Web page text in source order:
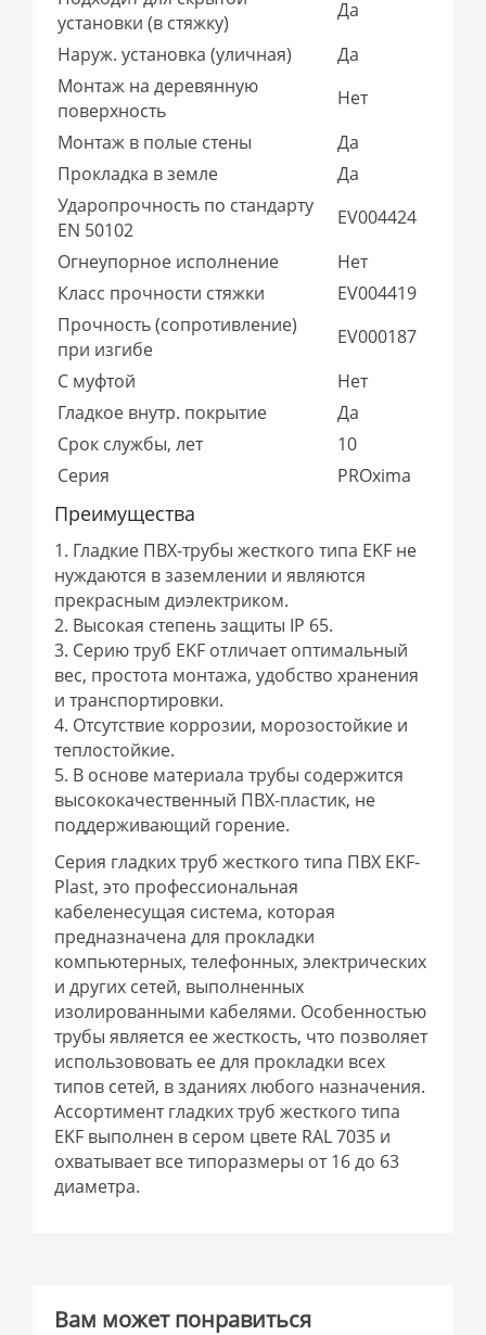
установки (в стяжку)
Да
Наруж. установка (уличная)
Да
Монтаж на деревянную
поверхность
Нет
Монтаж в полые стены
Да
Прокладка в земле
Да
Ударопрочность по стандарту
EN 50102
EV004424
Огнеупорное исполнение
Нет
Класс прочности стяжки
EV004419
Прочность (сопротивление)
при изгибе
EV000187
С муфтой
Нет
Гладкое внутр. покрытие
Да
Срок службы, лет
10
Серия
PROxima
Преимущества
1. Гладкие ПВХ-трубы жесткого типа EKF не
нуждаются в заземлении и являются
прекрасным диэлектриком.
2. Высокая степень защиты IP 65.
3. Серию труб EKF отличает оптимальный
вес, простота монтажа, удобство хранения
и транспортировки.
4. Отсутствие коррозии, морозостойкие и
теплостойкие.
5. В основе материала трубы содержится
высококачественный ПВХ-пластик, не
поддерживающий горение.
Серия гладких труб жесткого типа ПВХ EKF-
Plast, это профессиональная
кабеленесущая система, которая
предназначена для прокладки
компьютерных, телефонных, электрических
и других сетей, выполненных
изолированными кабелями. Особенностью
трубы является ее жесткость, что позволяет
использововать ее для прокладки всех
типов сетей, в зданиях любого назначения.
Ассортимент гладких труб жесткого типа
EKF выполнен в сером цвете RAL 7035 и
охватывает все типоразмеры от 16 до 63
диаметра.
Вам может понравиться